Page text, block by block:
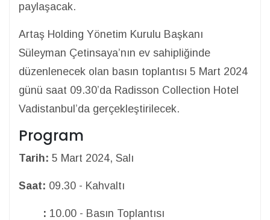
paylaşacak.
Artaş Holding Yönetim Kurulu Başkanı
Süleyman Çetinsaya’nın ev sahipliğinde
düzenlenecek olan basın toplantısı 5 Mart 2024
günü saat 09.30’da Radisson Collection Hotel
Vadistanbul’da gerçekleştirilecek.
Program
Tarih: 5 Mart 2024, Salı
Saat: 09.30 - Kahvaltı
: 10.00 - Basın Toplantısı